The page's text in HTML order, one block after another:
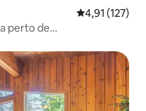
4,91 de uma
4,91 (127)
perto de